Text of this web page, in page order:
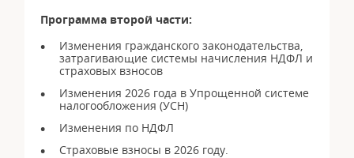
Программа второй части:
Изменения гражданского законодательства,
затрагивающие системы начисления НДФЛ и
страховых взносов
Изменения 2026 года в Упрощенной системе
налогообложения (УСН)
Изменения по НДФЛ
Страховые взносы в 2026 году.